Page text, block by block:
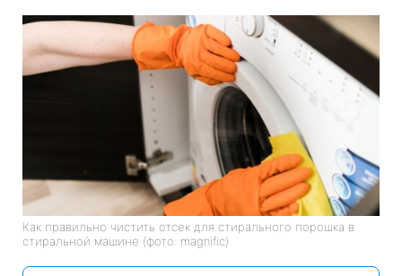
Как правильно чистить отсек для стирального порошка в
стиральной машине (фото: magnific)